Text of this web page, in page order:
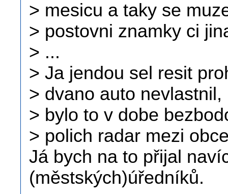
> mesicu a taky se
> postovni znamky ci
> ...
> Ja jendou sel resit
> dvano auto
> bylo to v dobe
> polich radar mezi
Já bych na to přijal
(městských)úředníků.